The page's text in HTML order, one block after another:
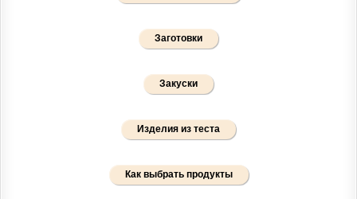
Заготовки
Закуски
Изделия из теста
Как выбрать продукты